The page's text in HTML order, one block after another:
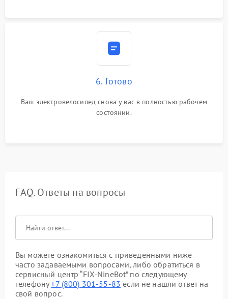
6. Готово
Ваш электровелосипед снова у вас в полностью рабочем
состоянии.
FAQ. Ответы на вопросы
Вы можете ознакомиться с приведенными ниже
часто задаваемыми вопросами, либо обратиться в
сервисный центр “FIX-NineBot” по следующему
телефону+7 (800) 301-55-83 если не нашли ответ на
свой вопрос.